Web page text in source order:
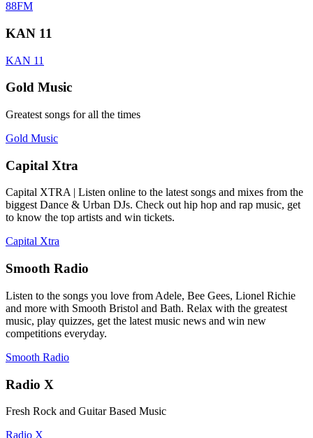
88FM
KAN 11
KAN 11
Gold Music
Greatest songs for all the times
Gold Music
Capital Xtra
Capital XTRA | Listen online to the latest songs and mixes from the
biggest Dance & Urban DJs. Check out hip hop and rap music, get
to know the top artists and win tickets.
Capital Xtra
Smooth Radio
Listen to the songs you love from Adele, Bee Gees, Lionel Richie
and more with Smooth Bristol and Bath. Relax with the greatest
music, play quizzes, get the latest music news and win new
competitions everyday.
Smooth Radio
Radio X
Fresh Rock and Guitar Based Music
Radio X